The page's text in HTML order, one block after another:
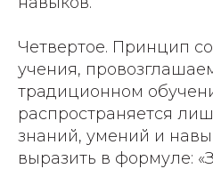
Четвертое. Принцип
учения,
традиционном
распространяется
знаний, умений и
выразить в формуле: